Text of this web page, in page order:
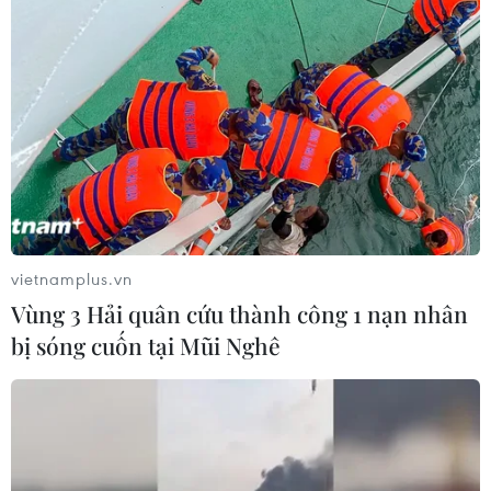
Nhờ đó, nông dân trồng khoai mỡ tạo dựng cơ
nghiệp, giảm nghèo nông thôn và các xã địa
bàn khó khăn như Thạnh Mỹ, Hưng Thạnh, Tân
Hòa Thành, Phú Mỹ… xây dựng thành công xã
nông thôn mới./.
(TTXVN/Vietnam+)
vietnamplus.vn
Vùng 3 Hải quân cứu thành công 1 nạn nhân
bị sóng cuốn tại Mũi Nghê